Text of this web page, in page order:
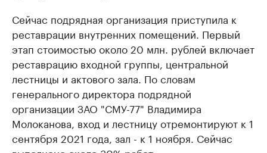
Сейчас подрядная организация приступила к
реставрации внутренних помещений. Первый
этап стоимостью около 20 млн. рублей включает
реставрацию входной группы, центральной
лестницы и актового зала. По словам
генерального директора подрядной
организации ЗАО "СМУ-77" Владимира
Молоканова, вход и лестницу отремонтируют к 1
сентября 2021 года, зал - к 1 ноября. Сейчас